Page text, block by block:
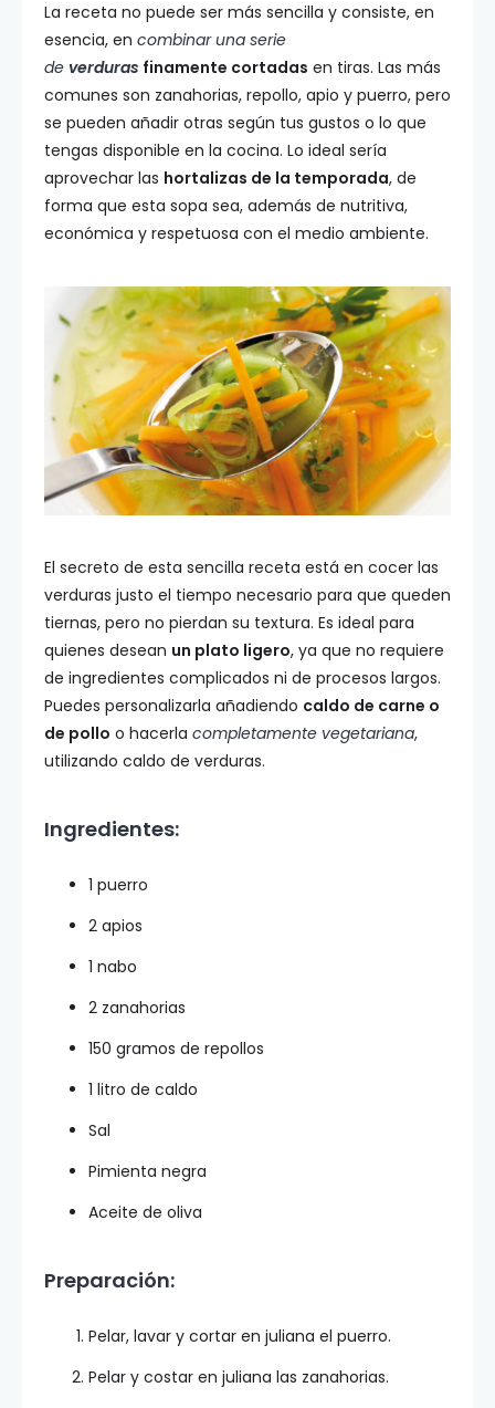
La receta no puede ser más sencilla y consiste, en
esencia, en combinar una serie
de verduras finamente cortadas en tiras. Las más
comunes son zanahorias, repollo, apio y puerro, pero
se pueden añadir otras según tus gustos o lo que
tengas disponible en la cocina. Lo ideal sería
aprovechar las hortalizas de la temporada, de
forma que esta sopa sea, además de nutritiva,
económica y respetuosa con el medio ambiente.
El secreto de esta sencilla receta está en cocer las
verduras justo el tiempo necesario para que queden
tiernas, pero no pierdan su textura. Es ideal para
quienes desean un plato ligero, ya que no requiere
de ingredientes complicados ni de procesos largos.
Puedes personalizarla añadiendo caldo de carne o
de pollo o hacerla completamente vegetariana,
utilizando caldo de verduras.
Ingredientes:
1 puerro
2 apios
1 nabo
2 zanahorias
150 gramos de repollos
1 litro de caldo
Sal
Pimienta negra
Aceite de oliva
Preparación:
Pelar, lavar y cortar en juliana el puerro.
Pelar y costar en juliana las zanahorias.